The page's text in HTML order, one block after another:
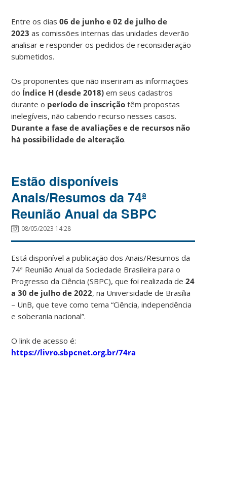
Entre os dias06 de junho e 02 de julho de
2023 as comissões internas das unidades deverão
analisar e responder os pedidos de reconsideração
submetidos.
Os proponentes que não inseriram as informações
do Índice H (desde 2018) em seus cadastros
durante o período de inscrição têm propostas
inelegíveis, não cabendo recurso nesses casos.
Durante a fase de avaliações e de recursos não
há possibilidade de alteração.
Estão disponíveis
Anais/Resumos da 74ª
Reunião Anual da SBPC
08/05/2023 14:28
Está disponível a publicação dos Anais/Resumos da
74ª Reunião Anual da Sociedade Brasileira para o
Progresso da Ciência (SBPC), que foi realizada de24
a 30 de julho de 2022, na Universidade de Brasília
– UnB, que teve como tema “Ciência, independência
e soberania nacional”.
O link de acesso é:
https://livro.sbpcnet.org.br/74ra